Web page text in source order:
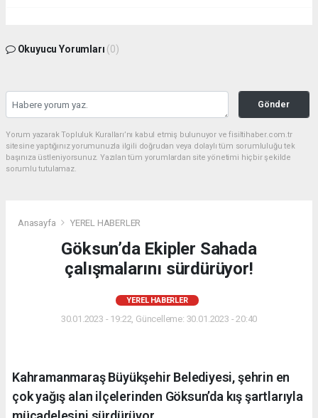
Okuyucu Yorumları (0)
Gönder
Yorum yazarak Topluluk Kuralları’nı kabul etmiş bulunuyor ve fisiltihaber.com.tr
sitesine yaptığınız yorumunuzla ilgili doğrudan veya dolaylı tüm sorumluluğu tek
başınıza üstleniyorsunuz. Yazılan tüm yorumlardan site yönetimi hiçbir şekilde
sorumlu tutulamaz.
Anasayfa YEREL HABERLER
Göksun’da Ekipler Sahada
çalışmalarını sürdürüyor!
YEREL HABERLER
30.01.2023 - 19:22, Güncelleme: 30.01.2023 - 20:40
Kahramanmaraş Büyükşehir Belediyesi, şehrin en
çok yağış alan ilçelerinden Göksun’da kış şartlarıyla